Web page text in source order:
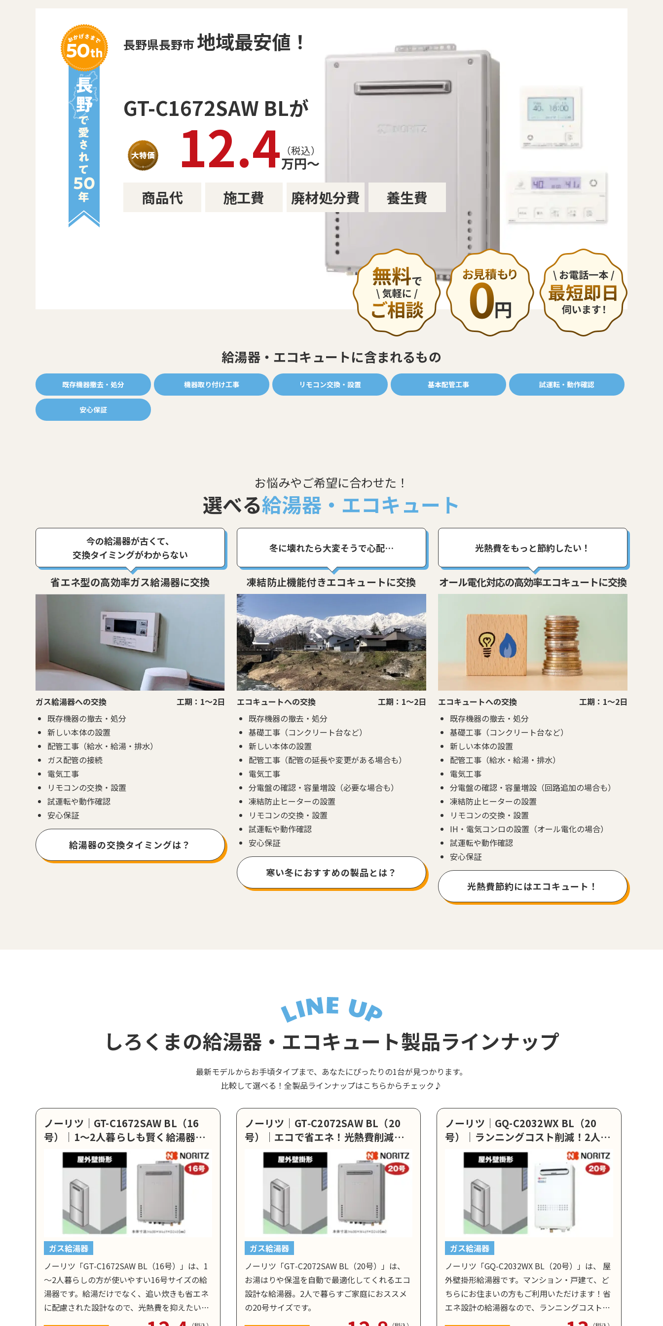
長野県長野市 地域最安値！
GT-C1672SAW BLが
12.4 （税込）
万円〜
商品代 施工費 廃材処分費 養生費
給湯器・エコキュートに含まれるもの
既存機器撤去・処分 機器取り付け工事 リモコン交換・設置 基本配管工事 試運転・動作確認
安心保証
お悩みやご希望に合わせた！
選べる給湯器・エコキュート
今の給湯器が古くて、
交換タイミングがわからない
省エネ型の高効率ガス給湯器に交換
ガス給湯器への交換
工期：1～2日
既存機器の撤去・処分
新しい本体の設置
配管工事（給水・給湯・排水）
ガス配管の接続
電気工事
リモコンの交換・設置
試運転や動作確認
安心保証
給湯器の交換タイミングは？
冬に壊れたら大変そうで心配…
凍結防止機能付きエコキュートに交換
エコキュートへの交換
工期：1～2日
既存機器の撤去・処分
基礎工事（コンクリート台など）
新しい本体の設置
配管工事（配管の延長や変更がある場合も）
電気工事
分電盤の確認・容量増設（必要な場合も）
凍結防止ヒーターの設置
リモコンの交換・設置
試運転や動作確認
安心保証
寒い冬におすすめの製品とは？
光熱費をもっと節約したい！
オール電化対応の高効率エコキュートに交換
エコキュートへの交換
工期：1～2日
既存機器の撤去・処分
基礎工事（コンクリート台など）
新しい本体の設置
配管工事（給水・給湯・排水）
電気工事
分電盤の確認・容量増設（回路追加の場合も）
凍結防止ヒーターの設置
リモコンの交換・設置
IH・電気コンロの設置（オール電化の場合）
試運転や動作確認
安心保証
光熱費節約にはエコキュート！
しろくまの給湯器・エコキュート製品ラインナップ
最新モデルからお手頃タイプまで、あなたにぴったりの1台が見つかります。
比較して選べる！全製品ラインナップはこちらからチェック♪
ノーリツ｜GT-C1672SAW BL（16
号）｜1～2人暮らしも賢く給湯器
を！エコで省エネな安心設計
ガス給湯器
ノーリツ「GT-C1672SAW BL（16号）」は、1
～2人暮らしの方が使いやすい16号サイズの給
湯器です。給湯だけでなく、追い炊きも省エネ
に配慮された設計なので、光熱費を抑えたい方
ノーリツ｜GT‑C2072SAW BL（20
号）｜エコで省エネ！光熱費削減に
もつながる便利な給湯器
ガス給湯器
ノーリツ「GT‑C2072SAW BL（20号）」は、
お湯はりや保温を自動で最適化してくれるエコ
設計な給湯器。2人で暮らすご家庭におススメ
の20号サイズです。
ノーリツ｜GQ-C2032WX BL（20
号）｜ランニングコスト削減！2人暮
らしが使いやすい給湯器
ガス給湯器
ノーリツ「GQ-C2032WX BL（20号）」は、 屋
外壁掛形給湯器です。マンション・戸建て、ど
ちらにお住まいの方もご利用いただけます！省
エネ設計の給湯器なので、ランニングコストを